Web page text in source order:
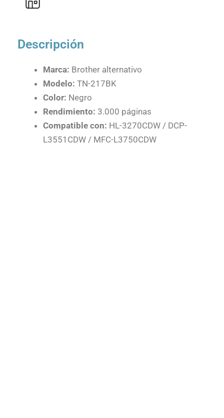
Descripción
Marca: Brother alternativo
Modelo: TN-217BK
Color: Negro
Rendimiento: 3.000 páginas
Compatible con: HL-3270CDW / DCP-
L3551CDW / MFC-L3750CDW